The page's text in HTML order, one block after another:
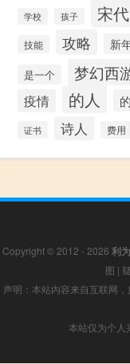
学校 孩子 宋代
技能 攻略 新
是一个 梦幻西
疫情 的人
证书 诗人 费用
Copyright © 2012 - 2026 利
图 |
声明：本站内容来自互联网
本站仅为个人